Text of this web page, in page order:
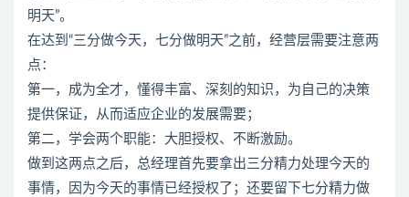
明天”。
在达到“三分做今天，七分做明天”之前，经营层需要注意两
点：
第一，成为全才，懂得丰富、深刻的知识，为自己的决策
提供保证，从而适应企业的发展需要；
第二，学会两个职能：大胆授权、不断激励。
做到这两点之后，总经理首先要拿出三分精力处理今天的
事情，因为今天的事情已经授权了；还要留下七分精力做